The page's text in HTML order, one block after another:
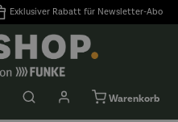
Exklusiver Rabatt für Newsletter-Abo
Warenkorb